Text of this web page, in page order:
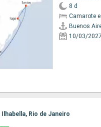
8 d
Camarote
Buenos
10/03/2027
Rio de Janeiro